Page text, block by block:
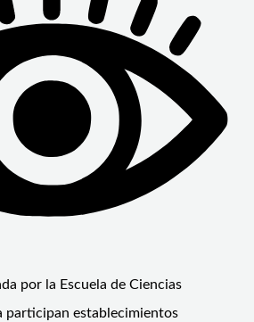
por la Escuela de Ciencias
participan establecimientos